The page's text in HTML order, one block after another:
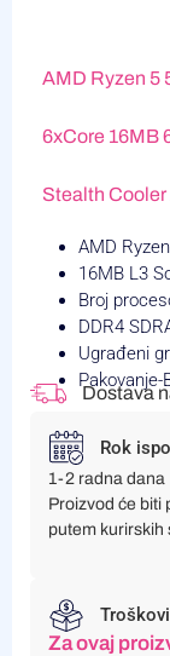
AMD Ryzen 5
6xCore 16MB
Stealth Cooler
AMD
16MB L3
Broj
DDR4
Ugrađeni
Pakovanje-
Dostava
Rok
1-2 radna dana
Proizvod će biti
putem kurirskih
Za ovaj